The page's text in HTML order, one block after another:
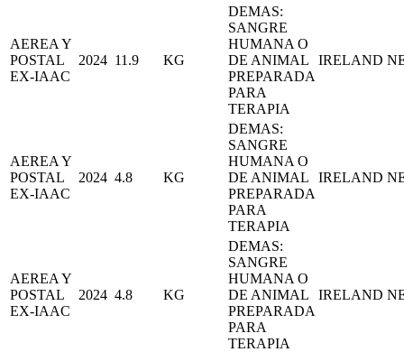
AEREA Y
POSTAL
EX-IAAC
2024 11.9 KG
DEMAS:
SANGRE
HUMANA O
DE ANIMAL
PREPARADA
PARA
TERAPIA
IRELAND
AEREA Y
POSTAL
EX-IAAC
2024 4.8 KG
DEMAS:
SANGRE
HUMANA O
DE ANIMAL
PREPARADA
PARA
TERAPIA
IRELAND
AEREA Y
POSTAL
EX-IAAC
2024 4.8 KG
DEMAS:
SANGRE
HUMANA O
DE ANIMAL
PREPARADA
PARA
TERAPIA
IRELAND